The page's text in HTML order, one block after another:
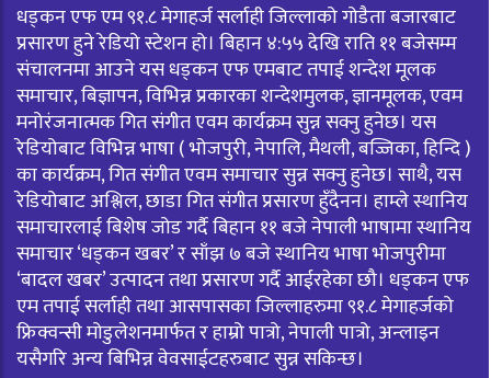
धड्कन एफ एम ९१.८ मेगाहर्ज सर्लाही जिल्लाको गोडैता बजारबाट
प्रसारण हुने रेडियो स्टेशन हो। बिहान ४:५५ देखि राति ११ बजेसम्म
संचालनमा आउने यस धड्कन एफ एमबाट तपाई शन्देश मूलक
समाचार, बिज्ञापन, विभिन्न प्रकारका शन्देशमुलक, ज्ञानमूलक, एवम
मनोरंजनात्मक गित संगीत एवम कार्यक्रम सुन्न सक्नु हुनेछ। यस
रेडियोबाट विभिन्न भाषा ( भोजपुरी, नेपालि, मैथली, बज्जिका, हिन्दि )
का कार्यक्रम, गित संगीत एवम समाचार सुन्न सक्नु हुनेछ। साथै, यस
रेडियोबाट अश्लिल, छाडा गित संगीत प्रसारण हुँदैनन। हाम्ले स्थानिय
समाचारलाई बिशेष जोड गर्दै बिहान ११ बजे नेपाली भाषामा स्थानिय
समाचार ‘धड्कन खबर’ र साँझ ७ बजे स्थानिय भाषा भोजपुरीमा
‘बादल खबर’ उत्पादन तथा प्रसारण गर्दै आईरहेका छौ। धड्कन एफ
एम तपाई सर्लाही तथा आसपासका जिल्लाहरुमा ९१.८ मेगाहर्जको
फ्रिक्वन्सी मोडुलेशनमार्फत र हाम्रो पात्रो, नेपाली पात्रो, अन्लाइन
यसैगरि अन्य बिभिन्न वेवसाईटहरुबाट सुन्न सकिन्छ।